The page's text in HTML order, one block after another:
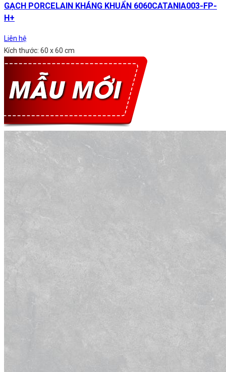
GẠCH PORCELAIN KHÁNG KHUẨN 6060CATANIA003-FP-
H+
Liên hệ
Kích thước: 60 x 60 cm